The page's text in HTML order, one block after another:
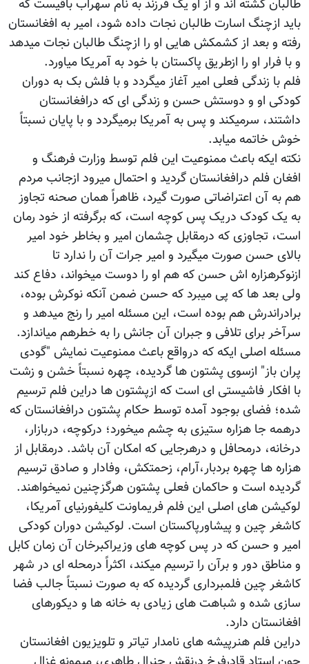
طالبان کشته اند و از او یک فرزند به نام سهراب باقیست که
باید ازچنگ اسارت طالبان نجات داده شود، امیر به افغانستان
رفته و بعد از کشمکش هایی او را ازچنگ طالبان نجات میدهد
و با فرار او را ازطریق پاکستان با خود به آمریکا میاورد.
فلم با زندگی فعلی امیر آغاز میگردد و با فلش بک به دوران
کودکی او و دوستش حسن و زندگی ای که درافغانستان
داشتند، سرمیکند و پس به آمریکا برمیگردد و با پایان نسبتاً
خوش خاتمه میابد.
نکته ایکه باعث ممنوعیت این فلم توسط وزارت فرهنگ و
افغان فلم درافغانستان گردید و احتمال میرود ازجانب مردم
هم به آن اعتراضاتی صورت گیرد، ظاهراً همان صحنه تجاوز
به یک کودک دریک پس کوچه است، که برگرفته از خود رمان
است، تجاوزی که درمقابل چشمان امیر و بخاطر خود امیر
بالای حسن صورت میگیرد و امیر جرات آن را ندارد تا
ازنوکرهزاره اش حسن که هم او را دوست میخواند، دفاع کند
ولی بعد ها که پی میبرد که حسن ضمن آنکه نوکرش بوده،
برادراندرش هم بوده است، این مسئله امیر را رنج میدهد و
سرآخر برای تلافی و جبران آن جانش را به خطرهم میاندازد.
مسئله اصلی ایکه که درواقع باعث ممنوعیت نمایش "گودی
پران باز" ازسوی پشتون ها گردیده، چهره نسبتاً خشن و زشت
با افکار فاشیستی ای است که ازپشتون ها دراین فلم ترسیم
شده؛ فضای بوجود آمده توسط حکام پشتون درافغانستان که
درهمه جا هزاره ستیزی به چشم میخورد؛ درکوچه، دربازار،
درخانه، درمحافل و درهرجایی که امکان آن باشد. درمقابل از
هزاره ها چهره بردبار،آرام، زحمتکش، وفادار و صادق ترسیم
گردیده است و حاکمان فعلی پشتون هرگزچنین نمیخواهند.
لوکیشن های اصلی این فلم فریماونت کلیفورنیای آمریکا،
کاشغر چین و پیشاورپاکستان است. لوکیشن دوران کودکی
امیر و حسن که در پس کوچه های وزیراکبرخان آن زمان کابل
و مناطق دور و برآن را ترسیم میکند، اکثراً درمحله ای در شهر
کاشغر چین فلمبرداری گردیده که به صورت نسبتاً جالب فضا
سازی شده و شباهت های زیادی به خانه ها و دیکورهای
افغانستان دارد.
دراین فلم هنرپیشه های نامدار تیاتر و تلویزیون افغانستان